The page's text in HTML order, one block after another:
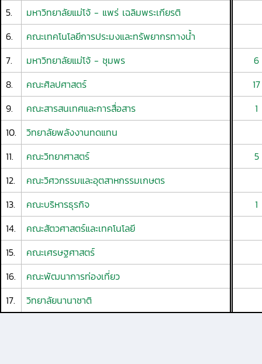
5.
มหาวิทยาลัยแม่โจ้ - แพร่ เฉลิมพระเกียรติ
6.
คณะเทคโนโลยีการประมงและทรัพยากรทางน้ำ
7.
มหาวิทยาลัยแม่โจ้ - ชุมพร
6
8.
คณะศิลปศาสตร์
17
9.
คณะสารสนเทศและการสื่อสาร
1
10.
วิทยาลัยพลังงานทดแทน
11.
คณะวิทยาศาสตร์
5
12.
คณะวิศวกรรมและอุตสาหกรรมเกษตร
13.
คณะบริหารธุรกิจ
1
14.
คณะสัตวศาสตร์และเทคโนโลยี
15.
คณะเศรษฐศาสตร์
16.
คณะพัฒนาการท่องเที่ยว
17.
วิทยาลัยนานาชาติ